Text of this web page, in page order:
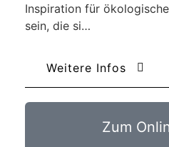
Inspiration für
sein, die si…
Weitere Infos
Zum